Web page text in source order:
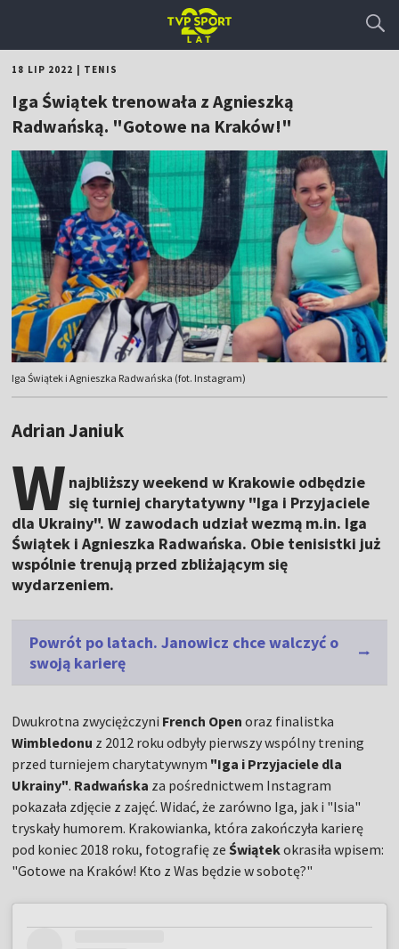
18 LIP 2022 TENIS
Iga Świątek trenowała z Agnieszką
Radwańską. "Gotowe na Kraków!"
Iga Świątek i Agnieszka Radwańska (fot. Instagram)
Adrian Janiuk
W najbliższy weekend w Krakowie odbędzie
się turniej charytatywny "Iga i Przyjaciele
dla Ukrainy". W zawodach udział wezmą m.in. Iga
Świątek i Agnieszka Radwańska. Obie tenisistki już
wspólnie trenują przed zbliżającym się
wydarzeniem.
Powrót po latach. Janowicz chce walczyć o
swoją karierę
Dwukrotna zwyciężczyni French Open oraz finalistka
Wimbledonu z 2012 roku odbyły pierwszy wspólny trening
przed turniejem charytatywnym "Iga i Przyjaciele dla
Ukrainy". Radwańska za pośrednictwem Instagram
pokazała zdjęcie z zajęć. Widać, że zarówno Iga, jak i "Isia"
tryskały humorem. Krakowianka, która zakończyła karierę
pod koniec 2018 roku, fotografię zeŚwiątekokrasiła wpisem:
"Gotowe na Kraków! Kto z Was będzie w sobotę?"